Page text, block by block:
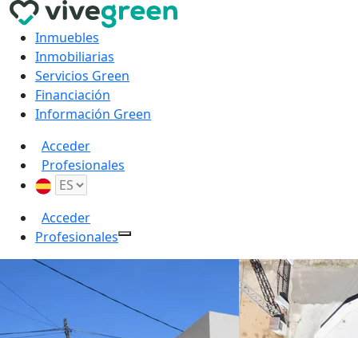
Inmuebles
Inmobiliarias
Servicios Green
Financiación
Información Green
Acceder
Profesionales
Acceder
Profesionales